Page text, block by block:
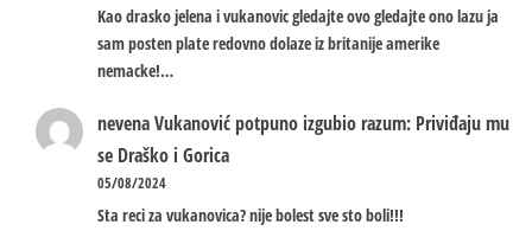
Kao drasko jelena i vukanovic gledajte ovo gledajte ono lazu ja
sam posten plate redovno dolaze iz britanije amerike
nemacke!…
nevenaVukanović potpuno izgubio razum: Priviđaju mu
se Draško i Gorica
05/08/2024
Sta reci za vukanovica? nije bolest sve sto boli!!!